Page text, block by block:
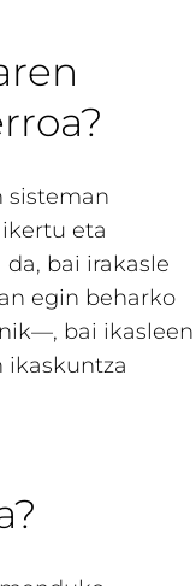
sisteman
eta
bai irakasle
egin beharko
bai ikasleen
ikaskuntza